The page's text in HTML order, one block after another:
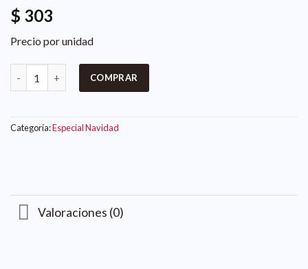
$ 303
Precio por unidad
COMPRAR
Categoría:Especial Navidad
Valoraciones (0)